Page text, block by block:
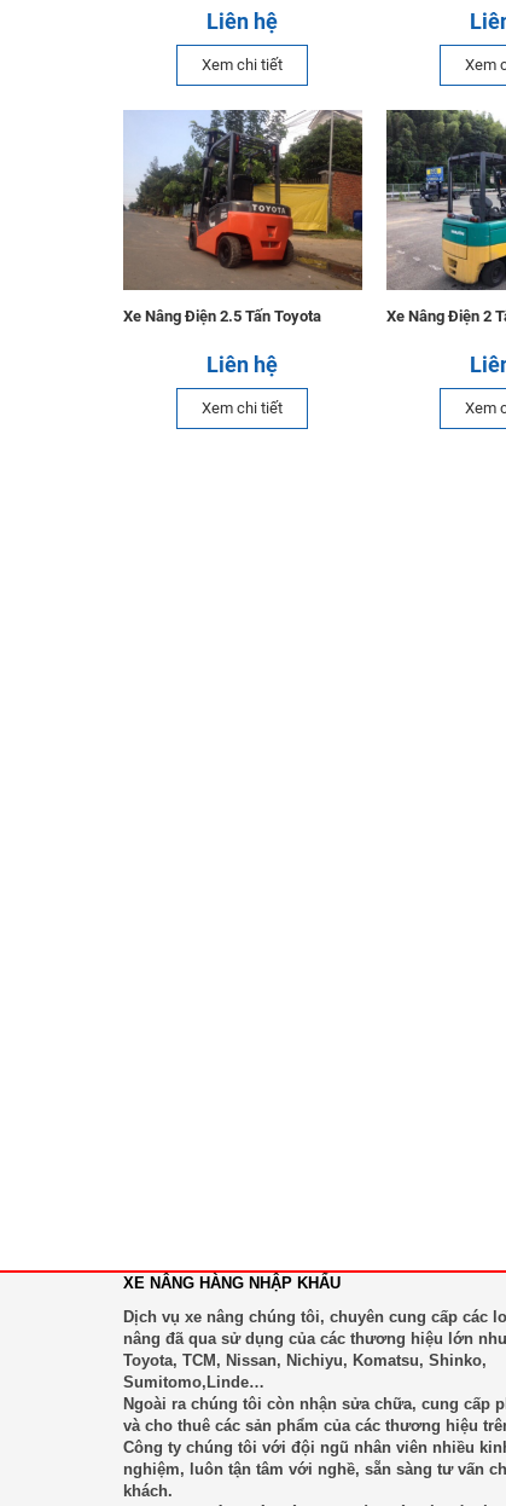
Liên hệ
Xem chi tiết Xem
Xe Nâng Điện 2.5 Tấn Toyota
Liên hệ
Xem chi tiết
Xe Nâng Điện 2
Xem
XE NÂNG HÀNG NHẬP KHẨU
Dịch vụ xe nâng chúng tôi, chuyên cung cấp các
nâng đã qua sử dụng của các thương hiệu lớn
Toyota, TCM, Nissan, Nichiyu, Komatsu, Shinko,
Sumitomo,Linde…
Ngoài ra chúng tôi còn nhận sửa chữa, cung cấp
và cho thuê các sản phẩm của các thương hiệu
Công ty chúng tôi với đội ngũ nhân viên nhiều
nghiệm, luôn tận tâm với nghề, sẵn sàng tư vấn
khách.